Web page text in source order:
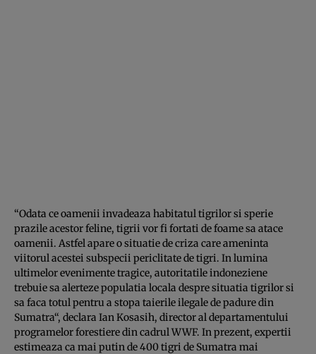
“Odata ce oamenii invadeaza habitatul tigrilor si sperie
prazile acestor feline, tigrii vor fi fortati de foame sa atace
oamenii. Astfel apare o situatie de criza care ameninta
viitorul acestei subspecii periclitate de tigri. In lumina
ultimelor evenimente tragice, autoritatile indoneziene
trebuie sa alerteze populatia locala despre situatia tigrilor si
sa faca totul pentru a stopa taierile ilegale de padure din
Sumatra“, declara Ian Kosasih, director al departamentului
programelor forestiere din cadrul WWF. In prezent, expertii
estimeaza ca mai putin de 400 tigri de Sumatra mai